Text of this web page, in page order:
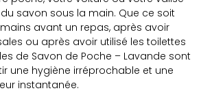
savon sous la main. Que ce soit
avant un repas, après avoir
ou après avoir utilisé les toilettes
de Savon de Poche – Lavande sont
une hygiène irréprochable et une
instantanée.